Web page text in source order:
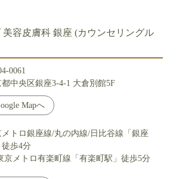
容皮膚科 銀座 (カウンセリングル
0061
中央区銀座3-4-1 大倉別館5F
Mapへ
メトロ銀座線/丸の内線/日比谷線「銀座
歩4分
京メトロ有楽町線「有楽町駅」徒歩5分